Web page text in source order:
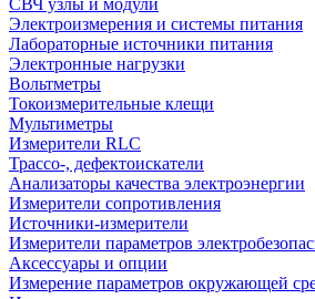
СВЧ узлы и модули
Электроизмерения и системы питания
Лабораторные источники питания
Электронные нагрузки
Вольтметры
Токоизмерительные клещи
Мультиметры
Измерители RLC
Трассо-, дефектоискатели
Анализаторы качества электроэнергии
Измерители сопротивления
Источники-измерители
Измерители параметров
Аксессуары и опции
Измерение параметров окружающей